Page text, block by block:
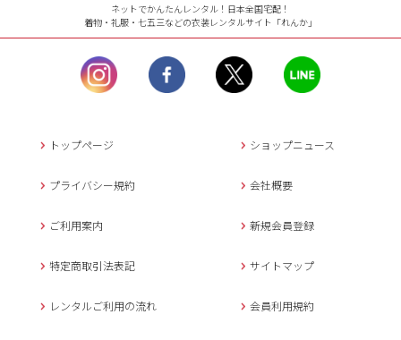
【お問い合わせ窓口（メー
ル）】10:00~17:00
土曜日、日曜日、臨
時休業日を除く。
営業時間外にいただ
返信させていただきま
年末年始、大型連休
メールでのお問い合わせ
ネットでかんたんレンタル！日本全国宅配！
着物・礼服・七五三などの衣装レンタルサイト「れんか」
トップページ ショップニュース
プライバシー規約 会社概要
ご利用案内 新規会員登録
特定商取引法表記 サイトマップ
レンタルご利用の流れ 会員利用規約